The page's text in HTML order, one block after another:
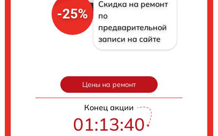
-25%
Скидка на ремонт
по
предварительной
записи на сайте
Цены на ремонт
Конец акции
01:13:39